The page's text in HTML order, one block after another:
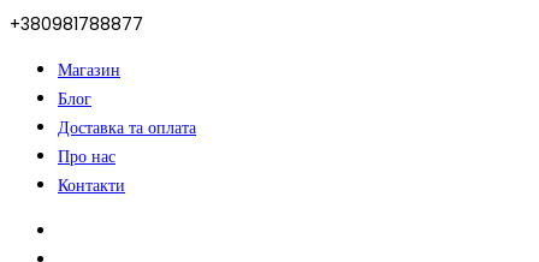
+380981788877
Магазин
Блог
Доставка та оплата
Про нас
Контакти